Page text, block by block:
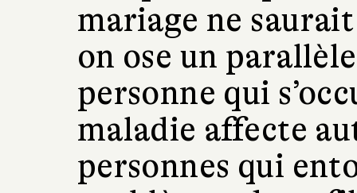
mariage ne
on ose un
personne qui
maladie affecte
personnes qui